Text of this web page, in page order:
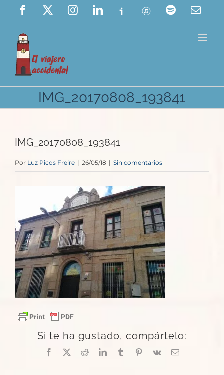
Saltar
contenido
Facebook InstagramLinkedIn
Ivoox ITunes Spotify
IMG_20170808_193841
IMG_20170808_193841
Por Luz Picos Freire | 26/05/18 | Sin comentarios
Si te ha gustado, compártelo:
Facebook
X RedditLinkedInTumblrPinterest
Vk
Correo